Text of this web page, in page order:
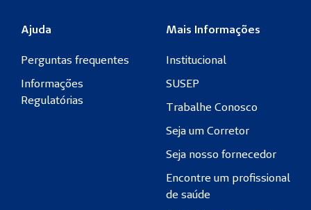
Ajuda
Perguntas frequentes
Informações
Regulatórias
Mais Informações
Institucional
SUSEP
Trabalhe Conosco
Seja um Corretor
Seja nosso fornecedor
Encontre um profissional
de saúde